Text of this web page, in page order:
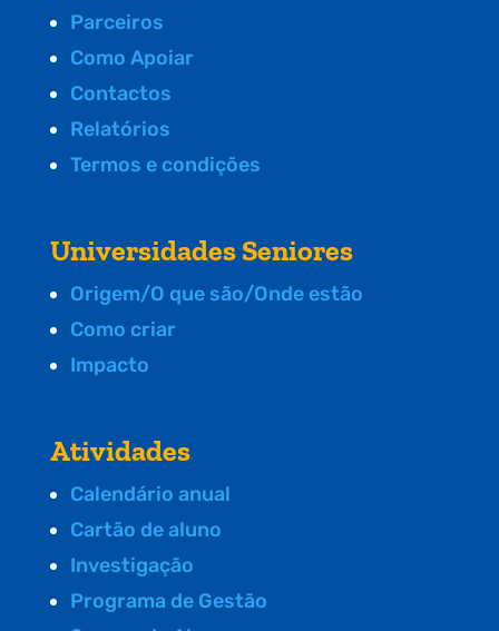
Parceiros
Como Apoiar
Contactos
Relatórios
Termos e condições
Universidades Seniores
Origem/O que são/Onde estão
Como criar
Impacto
Atividades
Calendário anual
Cartão de aluno
Investigação
Programa de Gestão